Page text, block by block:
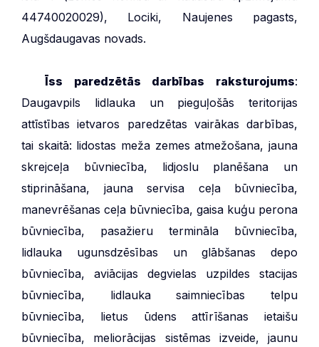
44740020029), Lociki, Naujenes pagasts,
Augšdaugavas novads.
Īss paredzētās darbības raksturojums:
Daugavpils lidlauka un pieguļošās teritorijas
attīstības ietvaros paredzētas vairākas darbības,
tai skaitā: lidostas meža zemes atmežošana, jauna
skrejceļa būvniecība, lidjoslu planēšana un
stiprināšana, jauna servisa ceļa būvniecība,
manevrēšanas ceļa būvniecība, gaisa kuģu perona
būvniecība, pasažieru termināla būvniecība,
lidlauka ugunsdzēsības un glābšanas depo
būvniecība, aviācijas degvielas uzpildes stacijas
būvniecība, lidlauka saimniecības telpu
būvniecība, lietus ūdens attīrīšanas ietaišu
būvniecība, meliorācijas sistēmas izveide, jaunu